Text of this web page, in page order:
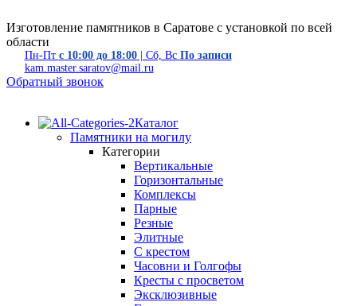
Изготовление памятников в Саратове с установкой по всей
области
Пн-Пт с 10:00 до 18:00| Сб, Вс По записи
kam.master.saratov@mail.ru
Обратный звонок
Каталог
Памятники на могилу
Категории
Вертикальные
Горизонтальные
Комплексы
Парные
Резные
Элитные
С крестом
Часовни и Голгофы
Кресты с просветом
Эксклюзивные